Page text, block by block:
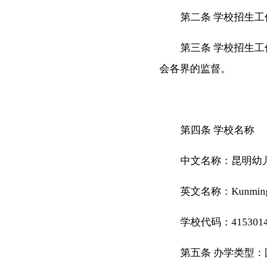
第二条 学校招生工
第三条 学校招生
会各界的监督。
第四条 学校名称
中文名称：昆明幼
英文名称：
学校代码：
第五条 办学类型